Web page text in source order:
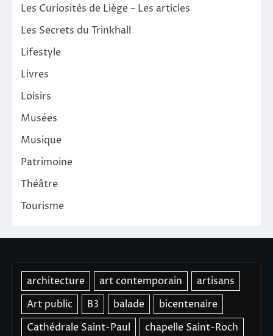
Les Curiosités de Liège – Les articles
Les Secrets du Trinkhall
Lifestyle
Livres
Loisirs
Musées
Musique
Patrimoine
Théâtre
Tourisme